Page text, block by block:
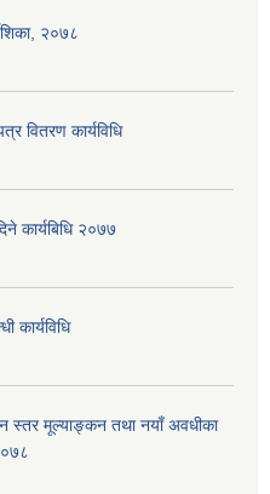
२०७८
वितरण कार्यविधि
कार्यबिधि २०७७
कार्यविधि
स्तर मूल्याङ्कन तथा नयाँ अवधीका